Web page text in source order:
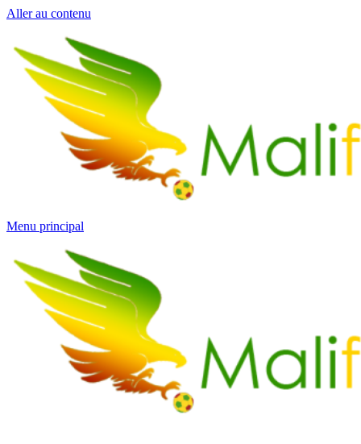
Aller au contenu
Menu principal